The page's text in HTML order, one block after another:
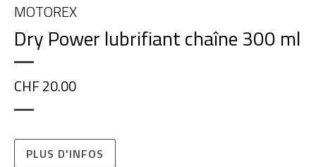
MOTOREX
Dry Power lubrifiant chaîne 300 ml
CHF 20.00
PLUS D'INFOS